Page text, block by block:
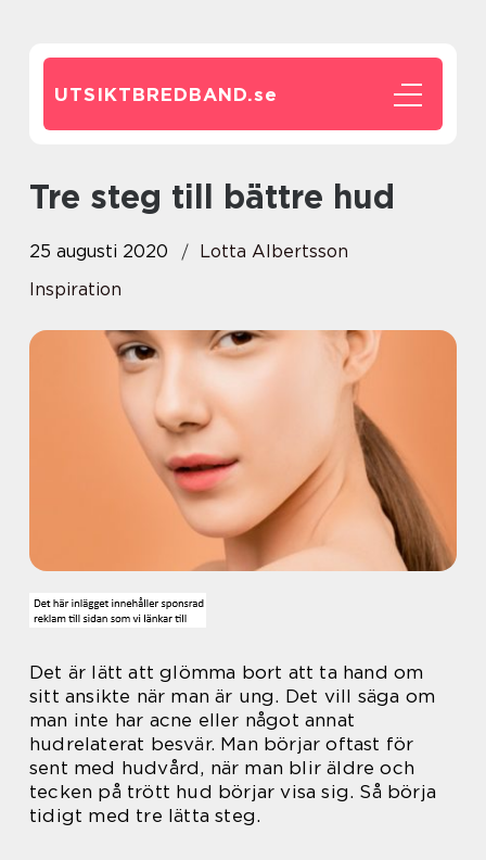
UTSIKTBREDBAND.se
Tre steg till bättre hud
25 augusti 2020
Lotta Albertsson
Inspiration
Det är lätt att glömma bort att ta hand om
sitt ansikte när man är ung. Det vill säga om
man inte har acne eller något annat
hudrelaterat besvär. Man börjar oftast för
sent med hudvård, när man blir äldre och
tecken på trött hud börjar visa sig. Så börja
tidigt med tre lätta steg.